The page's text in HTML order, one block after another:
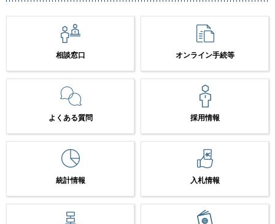
相談窓口 オンライン手続等
よくある質問 採用情報
統計情報 入札情報